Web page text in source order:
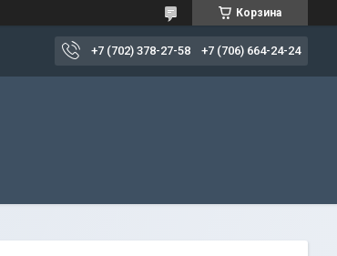
Корзина
+7 (702) 378-27-58 +7 (706) 664-24-24